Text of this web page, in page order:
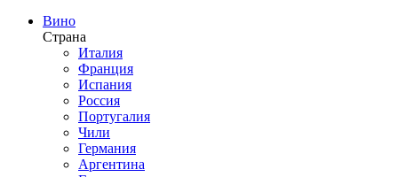
Вино
Страна
Италия
Франция
Испания
Россия
Португалия
Чили
Германия
Аргентина